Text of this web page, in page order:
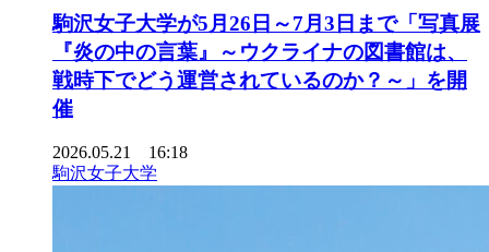
駒沢女子大学が5月26日～7月3日まで「写真展
『炎の中の言葉』～ウクライナの図書館は、
戦時下でどう運営されているのか？～」を開
催
2026.05.21 16:18
駒沢女子大学